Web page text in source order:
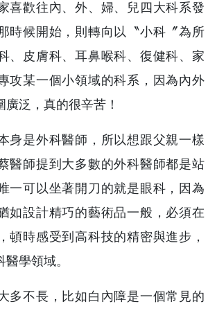
喜歡往內、外、婦、兒四大科系發
時候開始，則轉向以〝小科〞為所
、皮膚科、耳鼻喉科、復健科、家
攻某一個小領域的科系，因為內外
泛，真的很辛苦！
身是外科醫師，所以想跟父親一樣
醫師提到大多數的外科醫師都是站
一可以坐著開刀的就是眼科，因為
如設計精巧的藝術品一般，必須在
頓時感受到高科技的精密與進步，
學領域。
多不長，比如白內障是一個常見的